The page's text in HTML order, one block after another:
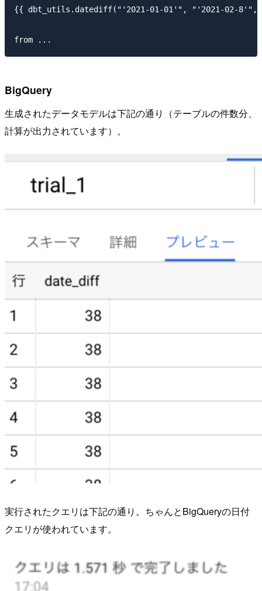
{{ dbt_utils.datediff("'2021-01-01'", "'2021-02-
BigQuery
生成されたデータモデルは下記の通り（テーブルの件数分、
計算が出力されています）。
実行されたクエリは下記の通り。ちゃんとBigQueryの日付
クエリが使われています。